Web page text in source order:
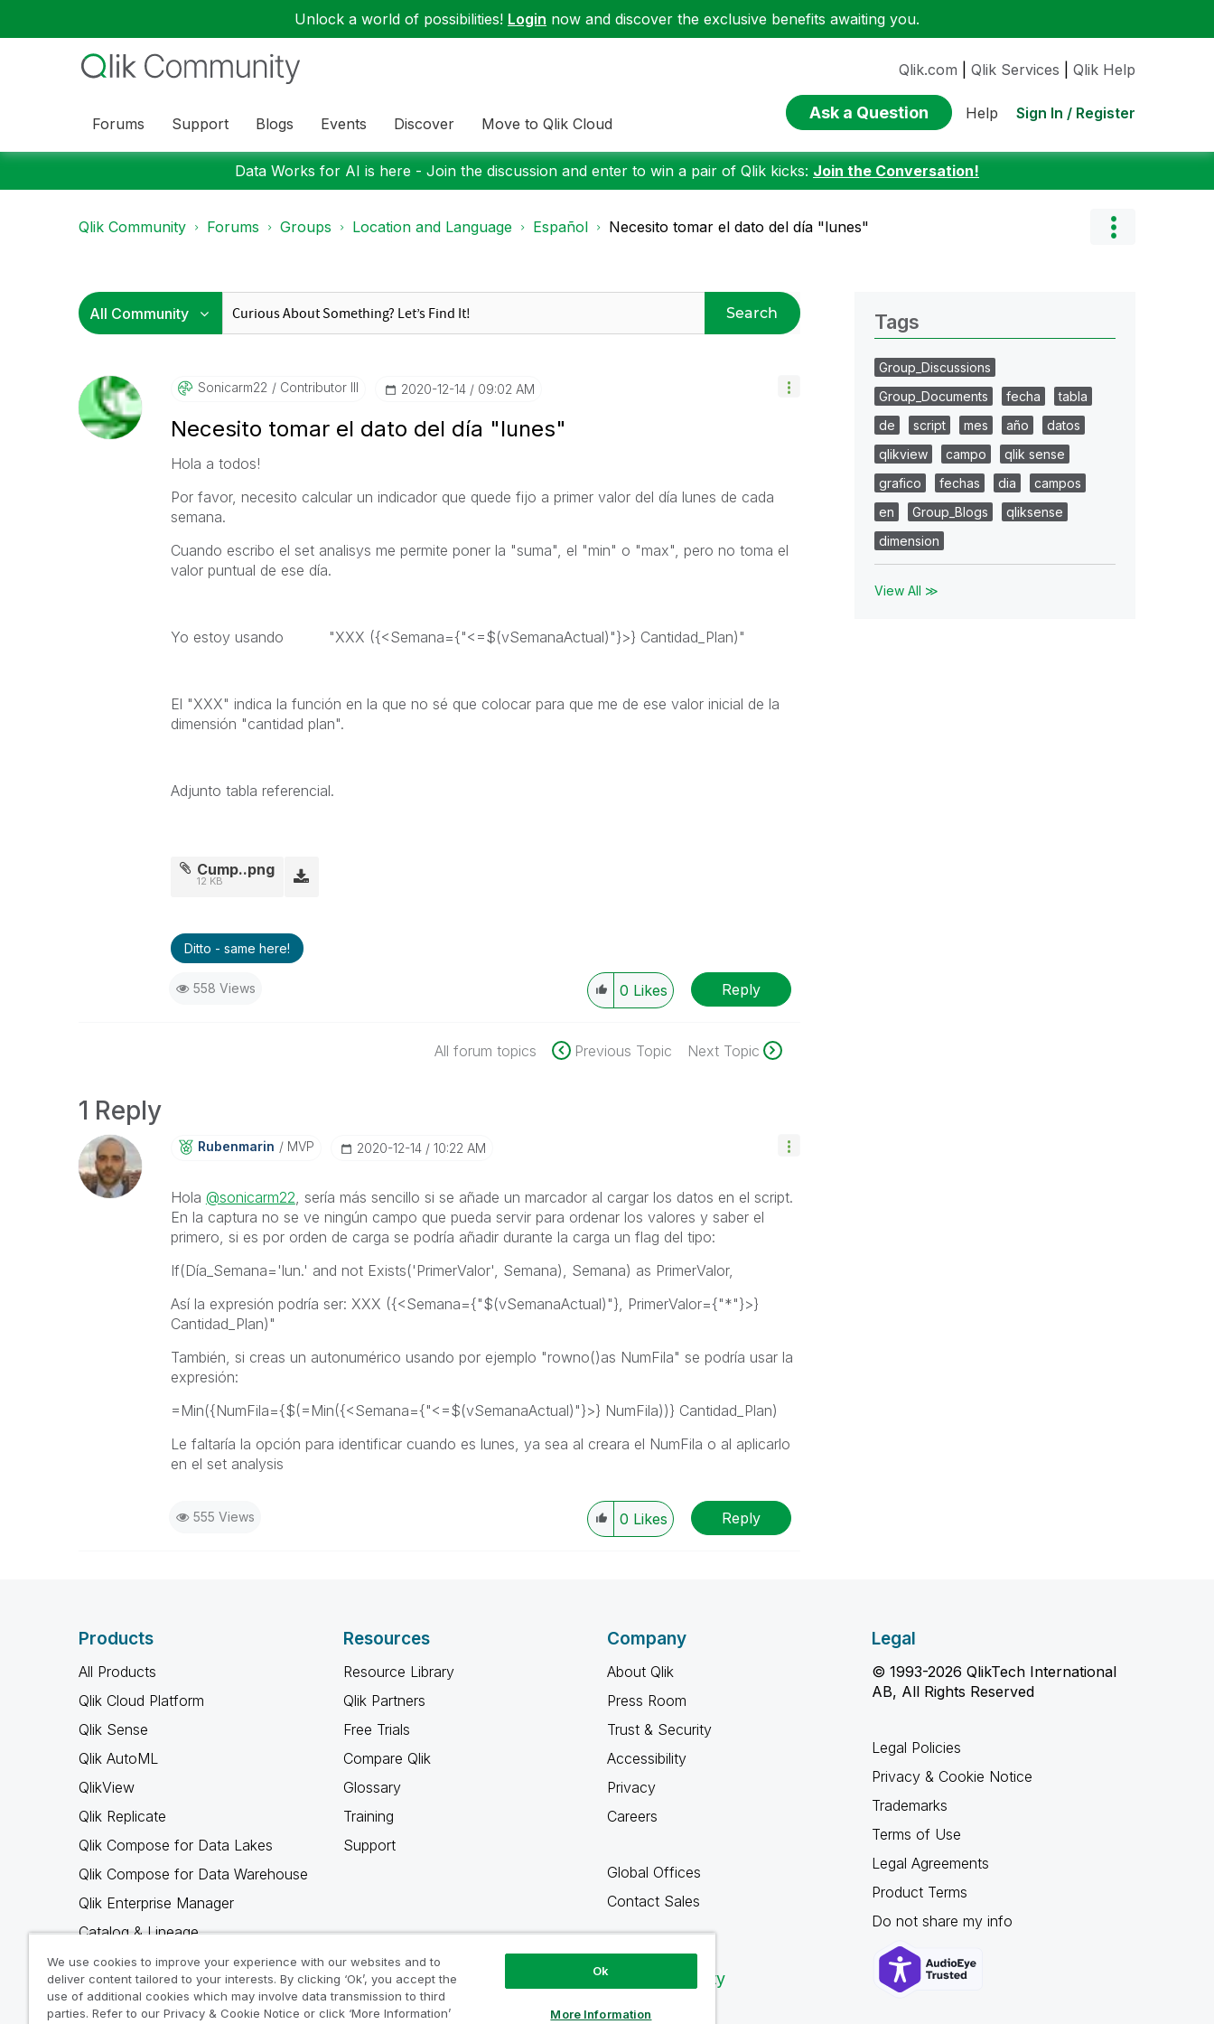
Unlock a world of possibilities! Login now and discover the exclusive benefits awaiting you.
Forums Support Blogs Events Discover Move to Qlik Cloud
Qlik.com Qlik Services Qlik Help
Ask a Question Help Sign In / Register
Data Works for AI is here - Join the discussion and enter to win a pair of Qlik kicks: Join the Conversation!
Qlik Community Forums Groups Location and Language Español Necesito tomar el dato del día "lunes"
Search
Sonicarm22 Contributor III ‎2020-12-14 09:02 AM
Necesito tomar el dato del día "lunes"
Hola a todos!
Por favor, necesito calcular un indicador que quede fijo a primer valor del día lunes de cada
semana.
Cuando escribo el set analisys me permite poner la "suma", el "min" o "max", pero no toma el
valor puntual de ese día.
Yo estoy usando "XXX ({<Semana={"<=$(vSemanaActual)"}>} Cantidad_Plan)"
El "XXX" indica la función en la que no sé que colocar para que me de ese valor inicial de la
dimensión "cantidad plan".
Adjunto tabla referencial.
Cump..png
12 KB
Ditto - same here!
558 Views 0 Likes Reply
All forum topics Previous Topic Next Topic
1 Reply
Rubenmarin MVP ‎2020-12-14 10:22 AM
Hola @sonicarm22, sería más sencillo si se añade un marcador al cargar los datos en el script.
En la captura no se ve ningún campo que pueda servir para ordenar los valores y saber el
primero, si es por orden de carga se podría añadir durante la carga un flag del tipo:
If(Día_Semana='lun.' and not Exists('PrimerValor', Semana), Semana) as PrimerValor,
Así la expresión podría ser: XXX ({<Semana={"$(vSemanaActual)"}, PrimerValor={"*"}>}
Cantidad_Plan)"
También, si creas un autonumérico usando por ejemplo "rowno()as NumFila" se podría usar la
expresión:
=Min({NumFila={$(=Min({<Semana={"<=$(vSemanaActual)"}>} NumFila))} Cantidad_Plan)
Le faltaría la opción para identificar cuando es lunes, ya sea al creara el NumFila o al aplicarlo
en el set analysis
555 Views 0 Likes Reply
Tags
Group_Discussions
Group_Documents
fecha
tabla
de
script mes año
datos
qlikview
campo
qlik sense
grafico
fechas dia
campos
en
Group_Blogs
qliksense
dimension
View All ≫
Products
All Products
Qlik Cloud Platform
Qlik Sense
Qlik AutoML
QlikView
Qlik Replicate
Qlik Compose for Data Lakes
Qlik Compose for Data Warehouse
Qlik Enterprise Manager
Catalog & Lineage
Qlik Gold Client
Why Qlik
Resources
Resource Library
Qlik Partners
Free Trials
Compare Qlik
Glossary
Training
Support
Company
About Qlik
Press Room
Trust & Security
Accessibility
Privacy
Careers
Global Offices
Contact Sales
Qlik Community
Legal
© 1993-2026 QlikTech International
AB, All Rights Reserved
Legal Policies
Privacy & Cookie Notice
Trademarks
Terms of Use
Legal Agreements
Product Terms
Do not share my info
We use cookies to improve your experience with our websites and to
deliver content tailored to your interests. By clicking ‘Ok’, you accept the
use of additional cookies which may involve data transmission to third
parties. Refer to our Privacy & Cookie Notice or click ‘More Information’
Ok
More Information